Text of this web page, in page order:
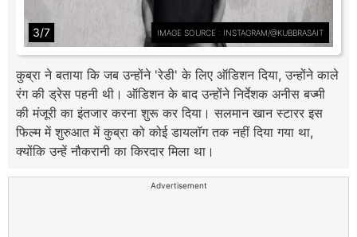
3/7 IMAGE SOURCE : INSTAGRAM/@KUBBRASAIT
कुब्रा ने बताया कि जब उन्होंने 'रेडी' के लिए ऑडिशन दिया, उन्होंने काले
रंग की ड्रेस पहनी थी। ऑडिशन के बाद उन्होंने निर्देशक अनीस बज्मी
की मंजूरी का इंतजार करना शुरू कर दिया। सलमान खान स्टारर इस
फिल्म में शुरुआत में कुब्रा को कोई डायलॉग तक नहीं दिया गया था,
क्योंकि उन्हें नौकरानी का किरदार मिला था।
Advertisement